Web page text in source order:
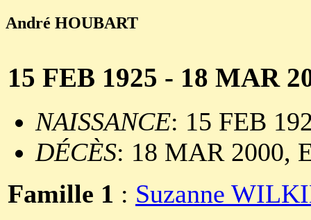
André HOUBART
15 FEB 1925 - 18 MAR
NAISSANCE: 15 FEB
DÉCÈS: 18 MAR 2000,
Famille 1 : Suzanne